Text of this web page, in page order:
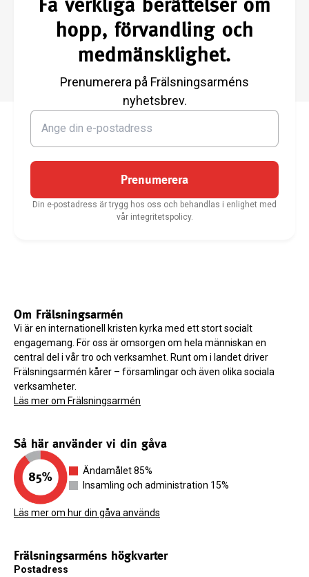
hopp, förvandling och
medmänsklighet.
Prenumerera på Frälsningsarméns
nyhetsbrev.
Prenumerera
Din e-postadress är trygg hos oss och behandlas i enlighet med
vår integritetspolicy.
Om Frälsningsarmén
Vi är en internationell kristen kyrka med ett stort socialt
engagemang. För oss är omsorgen om hela människan en
central del i vår tro och verksamhet. Runt om i landet driver
Frälsningsarmén kårer – församlingar och även olika sociala
verksamheter.
Läs mer om Frälsningsarmén
Så här använder vi din gåva
Ändamålet 85%
Insamling och administration 15%
Läs mer om hur din gåva används
Frälsningsarméns högkvarter
Postadress